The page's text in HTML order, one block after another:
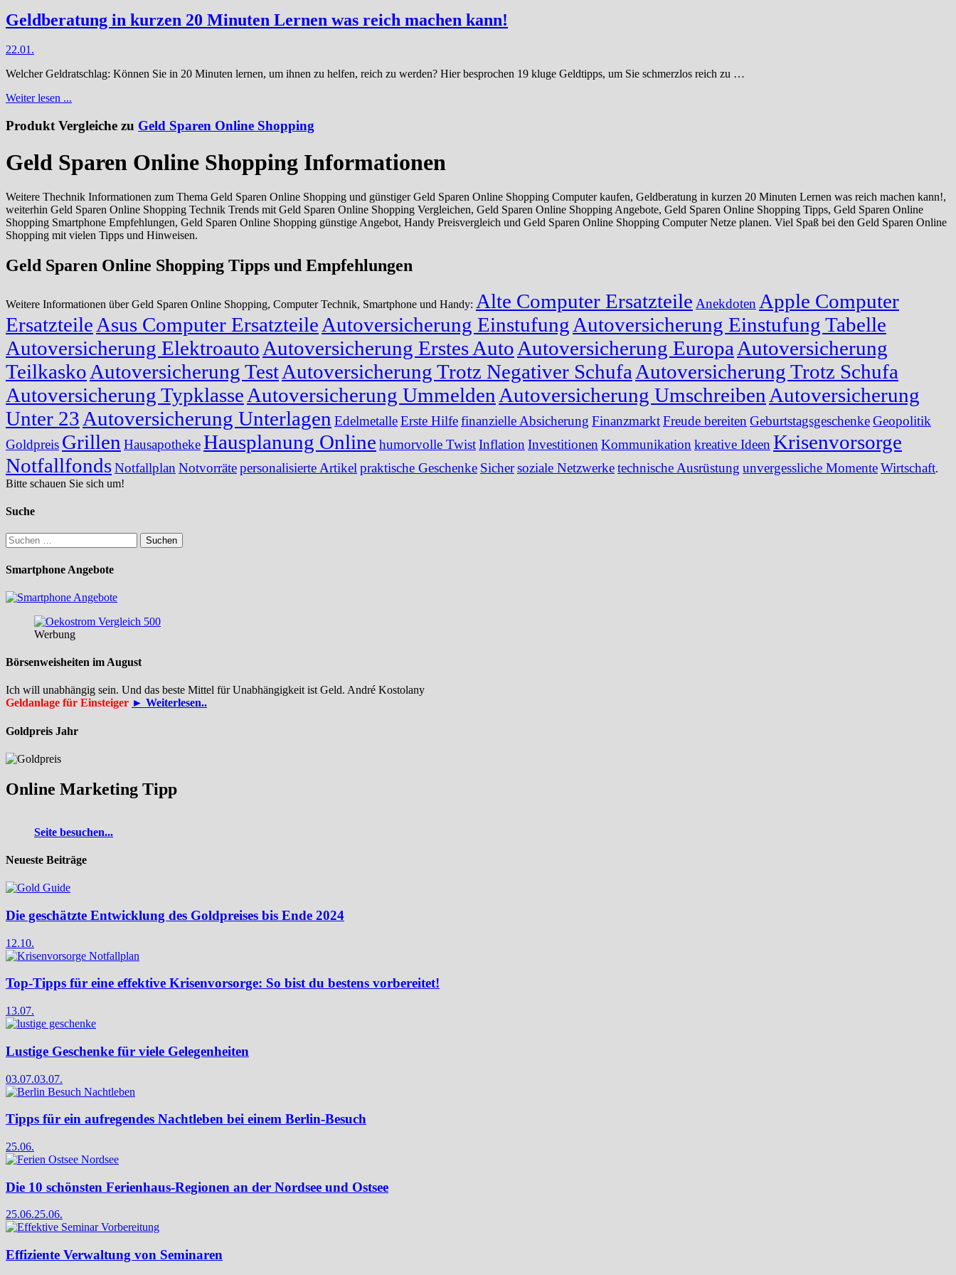
Geldberatung in kurzen 20 Minuten Lernen was reich machen kann!
22.01.
Welcher Geldratschlag: Können Sie in 20 Minuten lernen, um ihnen zu helfen, reich zu werden? Hier besprochen 19 kluge Geldtipps, um Sie schmerzlos reich zu …
Weiter lesen ...
Produkt Vergleiche zu Geld Sparen Online Shopping
Geld Sparen Online Shopping Informationen
Weitere Thechnik Informationen zum Thema Geld Sparen Online Shopping und günstiger Geld Sparen Online Shopping Computer kaufen, Geldberatung in kurzen 20 Minuten Lernen was reich machen kann!,
weiterhin Geld Sparen Online Shopping Technik Trends mit Geld Sparen Online Shopping Vergleichen, Geld Sparen Online Shopping Angebote, Geld Sparen Online Shopping Tipps, Geld Sparen Online
Shopping Smartphone Empfehlungen, Geld Sparen Online Shopping günstige Angebot, Handy Preisvergleich und Geld Sparen Online Shopping Computer Netze planen. Viel Spaß bei den Geld Sparen Online
Shopping mit vielen Tipps und Hinweisen.
Geld Sparen Online Shopping Tipps und Empfehlungen
Weitere Informationen über Geld Sparen Online Shopping, Computer Technik, Smartphone und Handy: Alte Computer Ersatzteile Anekdoten Apple Computer
Ersatzteile Asus Computer Ersatzteile Autoversicherung Einstufung Autoversicherung Einstufung Tabelle
Autoversicherung Elektroauto Autoversicherung Erstes Auto Autoversicherung Europa Autoversicherung
Teilkasko Autoversicherung TestAutoversicherung Trotz Negativer Schufa Autoversicherung Trotz Schufa
Autoversicherung Typklasse Autoversicherung Ummelden Autoversicherung Umschreiben Autoversicherung
Unter 23 Autoversicherung Unterlagen EdelmetalleErste Hilfefinanzielle Absicherung FinanzmarktFreude bereiten GeburtstagsgeschenkeGeopolitik
Goldpreis Grillen HausapothekeHausplanung Online humorvolle TwistInflation Investitionen Kommunikation kreative Ideen Krisenvorsorge
NotfallfondsNotfallplan Notvorrätepersonalisierte Artikel praktische Geschenke Sichersoziale Netzwerketechnische Ausrüstung unvergessliche MomenteWirtschaft.
Bitte schauen Sie sich um!
Suche
Suchen
nach:
Smartphone Angebote
Werbung
Börsenweisheiten im August
Ich will unabhängig sein. Und das beste Mittel für Unabhängigkeit ist Geld. André Kostolany
Geldanlage für Einsteiger ► Weiterlesen..
Goldpreis Jahr
Online Marketing Tipp
Seite besuchen...
Neueste Beiträge
Die geschätzte Entwicklung des Goldpreises bis Ende 2024
12.10.
Top-Tipps für eine effektive Krisenvorsorge: So bist du bestens vorbereitet!
13.07.
Lustige Geschenke für viele Gelegenheiten
03.07.03.07.
Tipps für ein aufregendes Nachtleben bei einem Berlin-Besuch
25.06.
Die 10 schönsten Ferienhaus-Regionen an der Nordsee und Ostsee
25.06.25.06.
Effiziente Verwaltung von Seminaren